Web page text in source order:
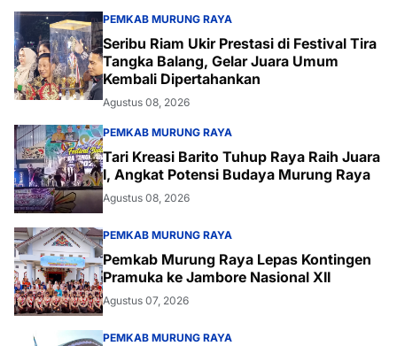
PEMKAB MURUNG RAYA
Seribu Riam Ukir Prestasi di Festival Tira
Tangka Balang, Gelar Juara Umum
Kembali Dipertahankan
Agustus 08, 2026
PEMKAB MURUNG RAYA
Tari Kreasi Barito Tuhup Raya Raih Juara
I, Angkat Potensi Budaya Murung Raya
Agustus 08, 2026
PEMKAB MURUNG RAYA
Pemkab Murung Raya Lepas Kontingen
Pramuka ke Jambore Nasional XII
Agustus 07, 2026
PEMKAB MURUNG RAYA